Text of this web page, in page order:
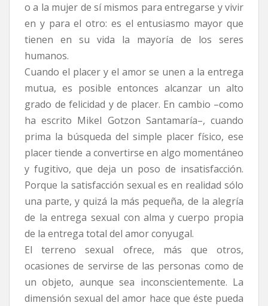
o a la mujer de sí mismos para entregarse y vivir
en y para el otro: es el entusiasmo mayor que
tienen en su vida la mayoría de los seres
humanos.
Cuando el placer y el amor se unen a la entrega
mutua, es posible entonces alcanzar un alto
grado de felicidad y de placer. En cambio –como
ha escrito Mikel Gotzon Santamaría–, cuando
prima la búsqueda del simple placer físico, ese
placer tiende a convertirse en algo momentáneo
y fugitivo, que deja un poso de insatisfacción.
Porque la satisfacción sexual es en realidad sólo
una parte, y quizá la más pequeña, de la alegría
de la entrega sexual con alma y cuerpo propia
de la entrega total del amor conyugal.
El terreno sexual ofrece, más que otros,
ocasiones de servirse de las personas como de
un objeto, aunque sea inconscientemente. La
dimensión sexual del amor hace que éste pueda